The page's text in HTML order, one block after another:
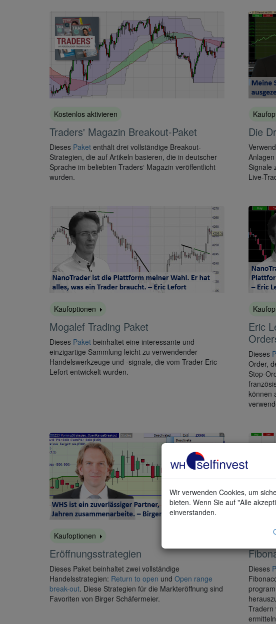
Kostenlos aktivieren
Traders' Magazin Breakout-Paket
Dieses Paket enthält drei vollständige Breakout-
Strategien, die auf Artikeln basieren, die in deutscher
Sprache im beliebten Traders‘ Magazin veröffentlicht
wurden.
Die
Signale
Live-
Kaufoptionen
Mogalef Trading Paket
Dieses Paket beinhaltet eine interessante und
einzigartige Sammlung leicht zu verwendender
Handelswerkzeuge und -signale, die vom Trader Eric
Lefort entwickelt wurden.
Eric
Dieses
Order,
Stop-
können
Kaufoptionen
Eröffnungsstrategien
Dieses Paket beinhaltet zwei vollständige
Handelsstrategien: Return to open und Open range
break-out. Diese Strategien für die Markteröffnung sind
Favoriten von Birger Schäfermeier.
Dieses
Tradern
Wir verwenden Cookies, um
bieten. Wenn Sie auf "Alle
einverstanden.